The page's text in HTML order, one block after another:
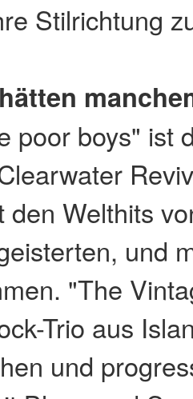
Stilrichtung
poor boys" ist
den Welthits
und
"The
Trio aus
und